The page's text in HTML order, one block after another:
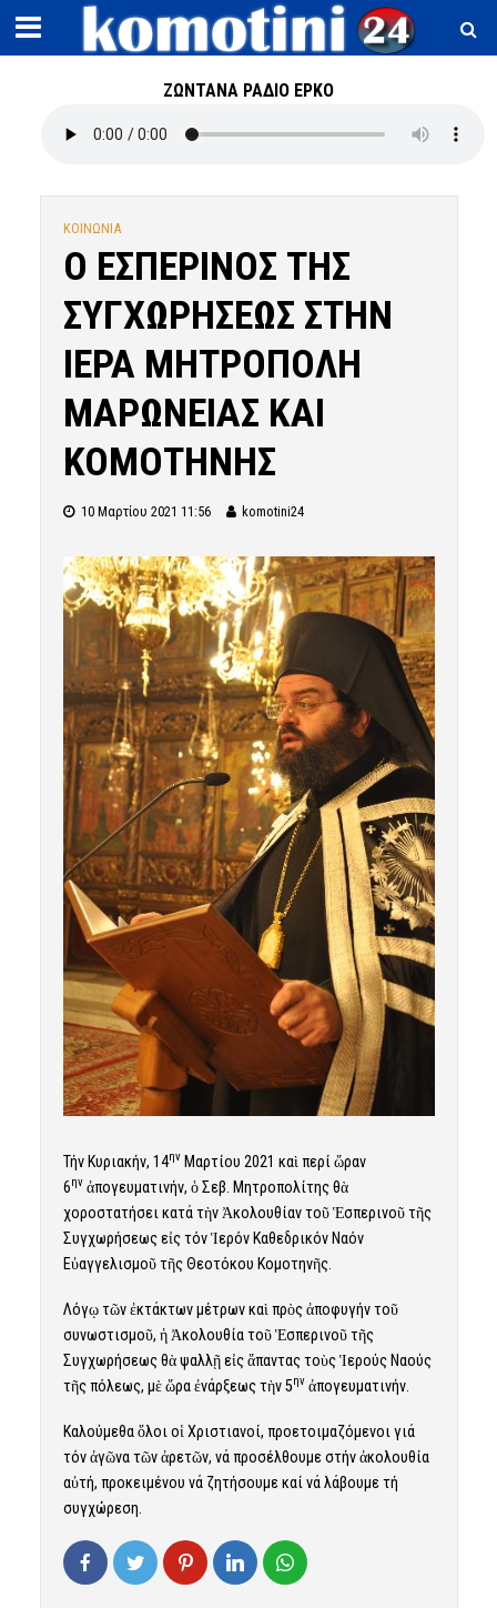
ΖΩΝΤΑΝΑ ΡΑΔΙΟ ΕΡΚΟ
ΚΟΙΝΩΝΙΑ
Ο ΕΣΠΕΡΙΝΟΣ ΤΗΣ
ΣΥΓΧΩΡΗΣΕΩΣ ΣΤΗΝ
ΙΕΡΑ ΜΗΤΡΟΠΟΛΗ
ΜΑΡΩΝΕΙΑΣ ΚΑΙ
ΚΟΜΟΤΗΝΗΣ
10 Μαρτίου 2021 11:56 komotini24
Τήν Κυριακήν, 14ην Μαρτίου 2021 καὶ περί ὥραν
6ην ἀπογευματινήν, ὁ Σεβ. Μητροπολίτης θὰ
χοροστατήσει κατά τὴν Ἀκολουθίαν τοῦ Ἑσπερινοῦ τῆς
Συγχωρήσεως εἰς τόν Ἱερόν Καθεδρικόν Ναόν
Εὐαγγελισμοῦ τῆς Θεοτόκου Κομοτηνῆς.
Λόγῳ τῶν ἐκτάκτων μέτρων καὶ πρὸς ἀποφυγήν τοῦ
συνωστισμοῦ, ἡ Ἀκολουθία τοῦ Ἑσπερινοῦ τῆς
Συγχωρήσεως θὰ ψαλλῇ εἰς ἅπαντας τοὺς Ἱερούς Ναούς
τῆς πόλεως, μὲ ὥρα ἐνάρξεως τὴν 5ην ἀπογευματινήν.
Καλούμεθα ὅλοι οἱ Χριστιανοί, προετοιμαζόμενοι γιά
τόν ἀγῶνα τῶν ἀρετῶν, νά προσέλθουμε στήν ἀκολουθία
αὐτή, προκειμένου νά ζητήσουμε καί νά λάβουμε τή
συγχώρεση.